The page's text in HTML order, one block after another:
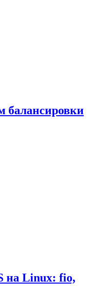
балансировки
на Linux: fio,